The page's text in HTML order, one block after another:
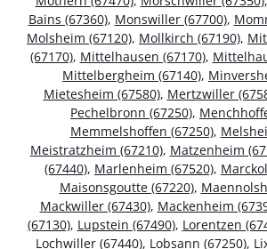
Bains (67360), Monswiller (67700),
Molsheim (67120), Mollkirch (67190),
(67170), Mittelhausen (67170),
Mittelbergheim (67140),
Mietesheim (67580), Mertzwiller
Pechelbronn (67250),
Memmelshoffen (67250),
Meistratzheim (67210), Matzenheim
(67440), Marlenheim (67520),
Maisonsgoutte (67220),
Mackwiller (67430), Mackenheim
(67130), Lupstein (67490), Lorentzen
Lochwiller (67440), Lobsann (67250),